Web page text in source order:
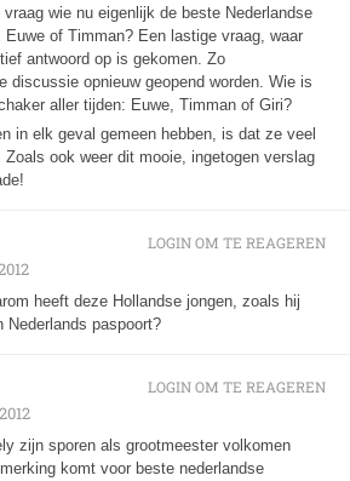
wie nu eigenlijk de beste Nederlandse
of Timman? Een lastige vraag, waar
antwoord op is gekomen. Zo
discussie opnieuw geopend worden. Wie is
aller tijden: Euwe, Timman of Giri?
in elk geval gemeen hebben, is dat ze veel
Zoals ook weer dit mooie, ingetogen verslag
heeft deze Hollandse jongen, zoals hij
Nederlands paspoort?
LOGIN OM TE REAGEREN
zijn sporen als grootmeester volkomen
komt voor beste nederlandse
LOGIN OM TE REAGEREN